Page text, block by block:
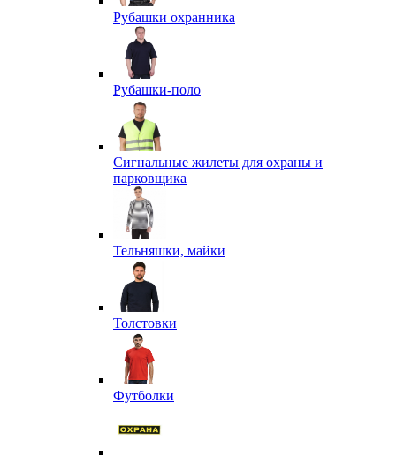
Рубашки охранника
Рубашки-поло
Сигнальные жилеты для охраны и
парковщика
Тельняшки, майки
Толстовки
Футболки